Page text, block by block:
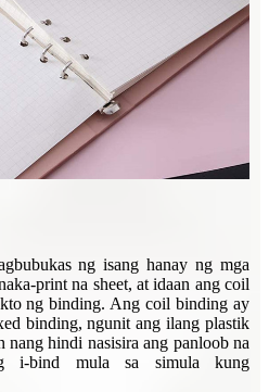
ng isang hanay ng mga
print na sheet, at idaan ang coil
ng binding. Ang coil binding ay
binding, ngunit ang ilang plastik
nang hindi nasisira ang panloob na
i-bind mula sa simula kung